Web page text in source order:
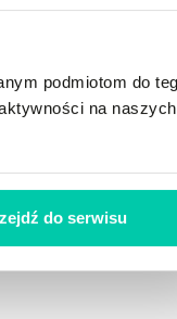
podmiotom do
na naszych
do serwisu
na danym
kierowcy.
urządzenia OBD,
urządzenia